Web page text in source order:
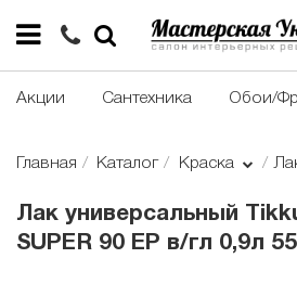
Акции Сантехника Обои/
Главная Каталог Краска
Лак универсальный
SUPER 90 EP в/гл 0,9л